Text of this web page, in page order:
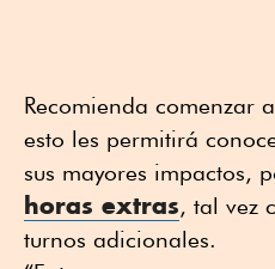
Recomienda comenzar
esto les permitirá
sus mayores impactos,
horas extras, tal vez
turnos adicionales.